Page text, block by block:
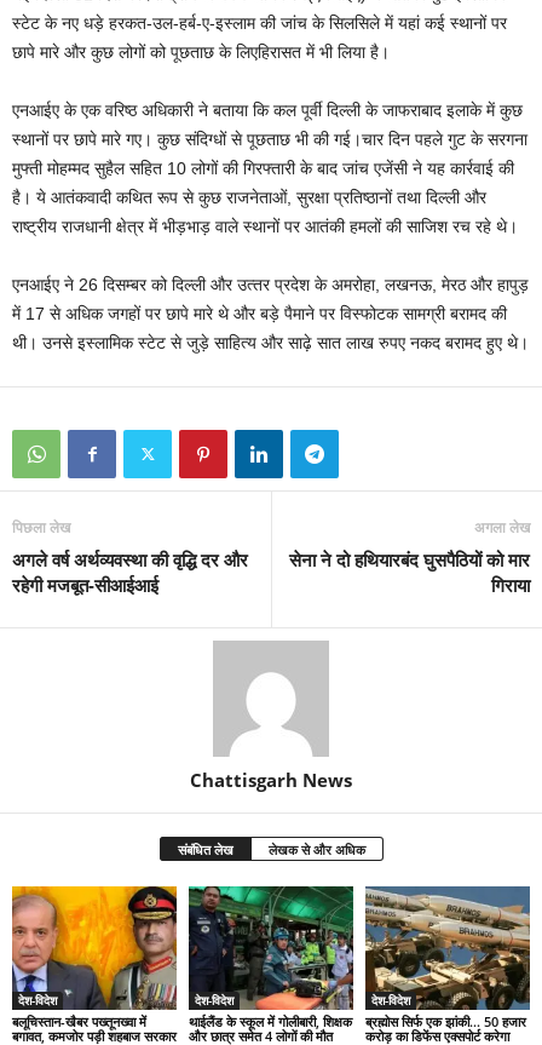
स्‍टेट के नए धड़े हरकत-उल-हर्ब-ए-इस्‍लाम की जांच के सिलसिले में यहां कई स्‍थानों पर
छापे मारे और कुछ लोगों को पूछताछ के लिएहिरासत में भी लिया है।
एनआईए के एक वरिष्‍ठ अधिकारी ने बताया कि कल पूर्वी दिल्‍ली के जाफराबाद इलाके में कुछ
स्‍थानों पर छापे मारे गए। कुछ संदिग्‍धों से पूछताछ भी की गई।चार दिन पहले गुट के सरगना
मुफ्ती मोहम्‍मद सुहैल सहित 10 लोगों की गिरफ्तारी के बाद जांच एजेंसी ने यह कार्रवाई की
है। ये आतंकवादी कथित रूप से कुछ राजनेताओं, सुरक्षा प्रतिष्‍ठानों तथा दिल्‍ली और
राष्‍ट्रीय राजधानी क्षेत्र में भीड़भाड़ वाले स्‍थानों पर आतंकी हमलों की साजिश रच रहे थे।
एनआईए ने 26 दिसम्‍बर को दिल्‍ली और उत्‍तर प्रदेश के अमरोहा, लखनऊ, मेरठ और हापुड़
में 17 से अधिक जगहों पर छापे मारे थे और बड़े पैमाने पर विस्‍फोटक सामग्री बरामद की
थी। उनसे इस्‍लामिक स्‍टेट से जुड़े साहित्‍य और साढ़े सात लाख रुपए नकद बरामद हुए थे।
पिछला लेख
अगले वर्ष अर्थव्यवस्था की वृद्धि दर और
रहेगी मजबूत-सीआईआई
अगला लेख
सेना ने दो हथियारबंद घुसपैठियों को मार
गिराया
Chattisgarh News
संबंधित लेख लेखक से और अधिक
देश-विदेश
बलूचिस्तान-खैबर पख्तूनख्वा में
बगावत, कमजोर पड़ी शहबाज सरकार
देश-विदेश
थाईलैंड के स्कूल में गोलीबारी, शिक्षक
और छात्र समेत 4 लोगों की मौत
देश-विदेश
ब्रह्मोस सिर्फ एक झांकी… 50 हजार
करोड़ का डिफेंस एक्सपोर्ट करेगा